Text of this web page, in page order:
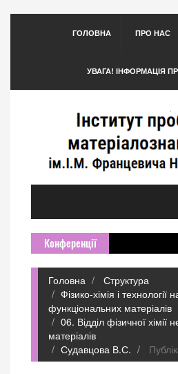
ГОЛОВНА ПРО НАС
УВАГА! ІНФОРМАЦІЯ
Конференції
Головна
Структура
Фізико-хімія і технології
функціональних матеріалів
06. Відділ фізичної хімії
матеріалів
Судавцова В.С.